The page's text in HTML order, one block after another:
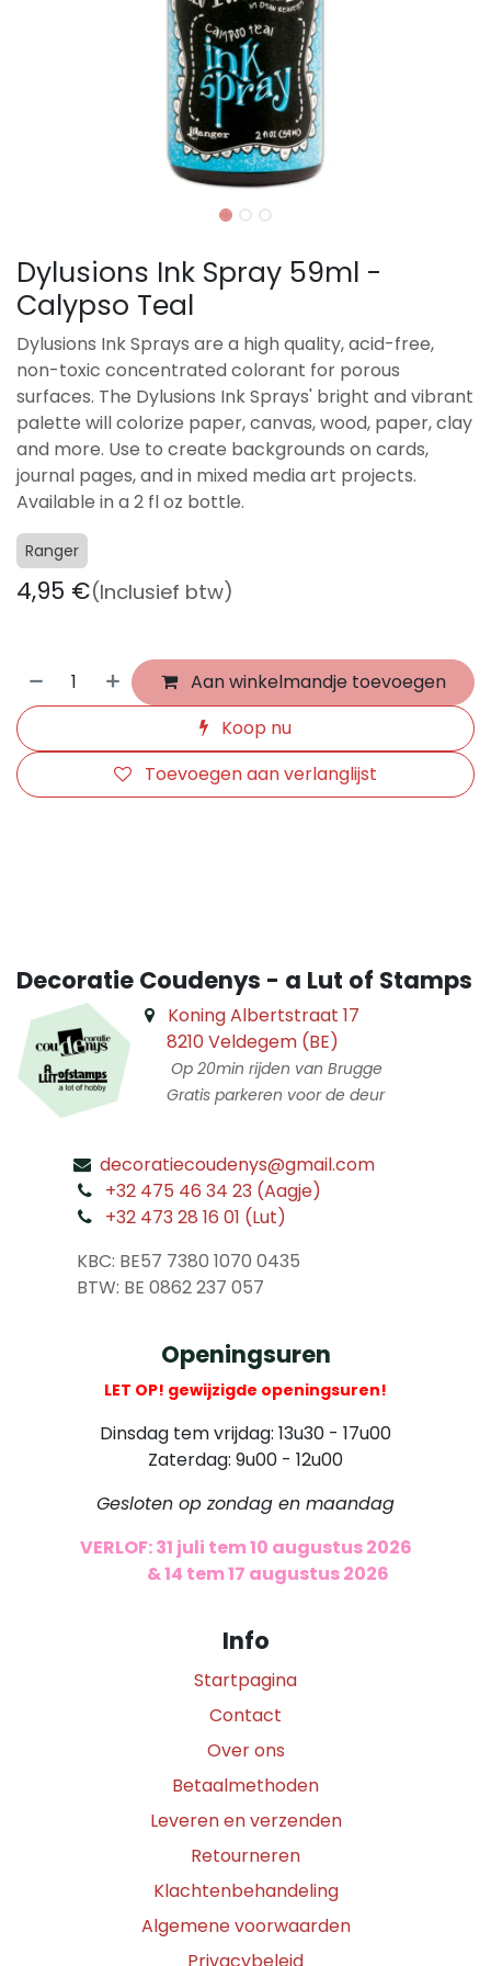
Dylusions Ink Spray 59ml -
Calypso Teal
Dylusions Ink Sprays are a high quality, acid-free,
non-toxic concentrated colorant for porous
surfaces. The Dylusions Ink Sprays' bright and vibrant
palette will colorize paper, canvas, wood, paper, clay
and more. Use to create backgrounds on cards,
journal pages, and in mixed media art projects.
Available in a 2 fl oz bottle.
Ranger
4,95 €(Inclusief btw)
Aan winkelmandje toevoegen
Koop nu
Toevoegen aan verlanglijst
Decoratie Coudenys - a Lut of Stamps
Koning Albertstraat 17
8210 Veldegem (BE)
Op 20min rijden van Brugge
Gratis parkeren voor de deur
decoratiecoudenys@gmail.com
+32 475 46 34 23 (Aagje)
+32 473 28 16 01 (Lut)
KBC: BE57 7380 1070 0435
​ BTW: BE 0862 237 057
Openingsuren
LET OP! gewijzigde openingsuren!
Dinsdag tem vrijdag: 13u30 - 17u00
Zaterdag: 9u00 - 12u00
Gesloten op zondag en maandag
VERLOF: 31 juli tem 10 augustus 2026
& 14 tem 17 augustus 2026
Info
Startpagina
Contact
Over ons
Betaalmethoden
Leveren en verzenden
Retourneren
Klachtenbehandeling
Algemene voorwaarden